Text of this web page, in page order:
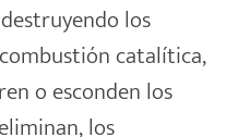
los
catalítica,
o esconden los
los